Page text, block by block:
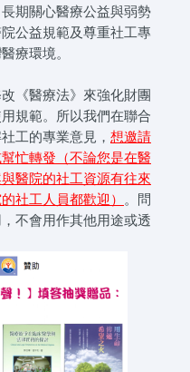
期關心醫療公益與弱勢
公益規範及尊重社工專
療環境。
《醫療法》來強化財團
規範。所以我們在聯合
工的專業意見， 想邀請
忙轉發（不論您是在醫
醫院的社工資源有往來
社工人員都歡迎） 。問
不會用作其他用途或透